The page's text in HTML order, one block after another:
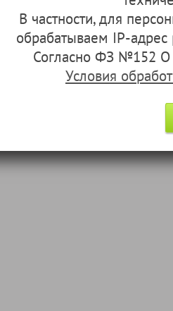
В частности, для
обрабатываем IP-
Согласно ФЗ №152 О
Условия